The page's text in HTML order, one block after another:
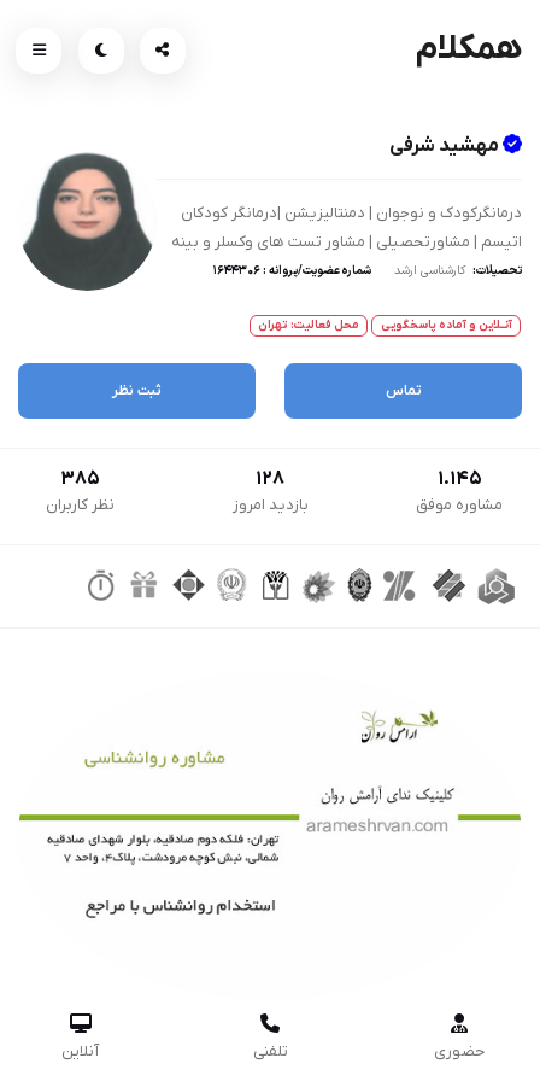
همکلام
مهشید شرفی
درمانگرکودک و نوجوان | دمنتالیزیشن |درمانگر کودکان
اتیسم | مشاورتحصیلی | مشاور تست های وکسلر و بینه
تحصیلات: کارشناسی ارشد شماره عضویت/پروانه : 1644306
آنــلاین و آماده پاسخگویی محل فعالیت: تهران
تماس ثبت نظر
1.145
مشاوره موفق
128
بازدید امروز
385
نظر کاربران

حضوری

تلفنی

آنلاین